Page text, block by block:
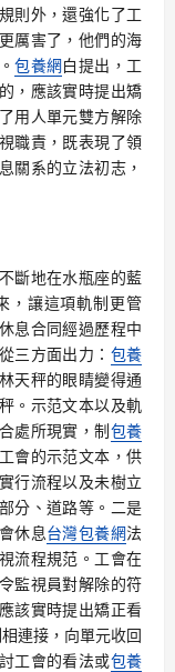
則外，還強化了工
厲害了，他們的海
包養網白提出，工
，應該實時提出矯
用人單元雙方解除
職責，既表現了領
關系的立法初志，
斷地在水瓶座的藍
，讓這項軌制更管
息合同經過歷程中
三方面出力： 包養
天秤的眼睛變得通
。示范文本以及軌
處所現實，制包養
會的示范文本，供
行流程以及未樹立
分、道路等。二是
休息台灣包養網法
流程規范。工會在
監視員對解除的符
該實時提出矯正看
連接，向單元收回
工會的看法或包養